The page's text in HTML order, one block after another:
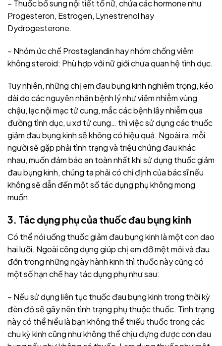
– Thuốc bổ sung nội tiết tố nữ, chứa các hormone như
Progesteron, Estrogen, Lynestrenol hay
Dydrogesterone.
– Nhóm ức chế Prostaglandin hay nhóm chống viêm
không steroid: Phù hợp với nữ giới chưa quan hệ tình dục.
Tuy nhiên, những chị em đau bụng kinh nghiêm trọng, kéo
dài do các nguyên nhân bệnh lý như viêm nhiễm vùng
chậu, lạc nội mạc tử cung, mắc các bệnh lây nhiễm qua
đường tình dục, u xơ tử cung… thì việc sử dụng các thuốc
giảm đau bụng kinh sẽ không có hiệu quả. Ngoài ra, mỗi
người sẽ gặp phải tình trạng và triệu chứng đau khác
nhau, muốn đảm bảo an toàn nhất khi sử dụng thuốc giảm
đau bụng kinh, chúng ta phải có chỉ định của bác sĩ nếu
không sẽ dẫn đến một số tác dụng phụ không mong
muốn.
3. Tác dụng phụ của thuốc đau bụng kinh
Có thể nói uống thuốc giảm đau bụng kinh là một con dao
hai lưỡi. Ngoài công dụng giúp chị em đỡ mệt mỏi và đau
đớn trong những ngày hành kinh thì thuốc này cũng có
một số hạn chế hay tác dụng phụ như sau:
– Nếu sử dụng liên tục thuốc đau bụng kinh trong thời kỳ
đèn đỏ sẽ gây nên tình trạng phụ thuộc thuốc. Tình trạng
này có thể hiểu là bạn không thể thiếu thuốc trong các
chu kỳ kinh cũng như không thể chịu đựng được cơn đau